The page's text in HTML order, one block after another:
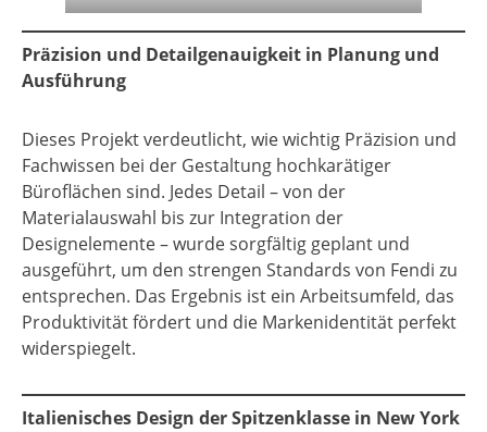
Präzision und Detailgenauigkeit in Planung und
Ausführung
Dieses Projekt verdeutlicht, wie wichtig Präzision und
Fachwissen bei der Gestaltung hochkarätiger
Büroflächen sind. Jedes Detail – von der
Materialauswahl bis zur Integration der
Designelemente – wurde sorgfältig geplant und
ausgeführt, um den strengen Standards von Fendi zu
entsprechen. Das Ergebnis ist ein Arbeitsumfeld, das
Produktivität fördert und die Markenidentität perfekt
widerspiegelt.
Italienisches Design der Spitzenklasse in New York